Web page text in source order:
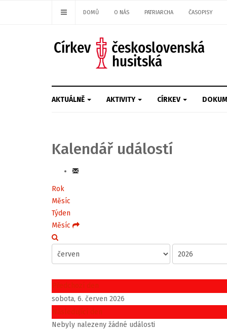
DOMŮ O NÁS PATRIARCHA ČASOPISY
AKTUÁLNĚ AKTIVITY CÍRKEV
Kalendář událostí
Rok
Měsíc
Týden
Měsíc
Předchozí den
sobota, 6. červen 2026
Následující den
Nebyly nalezeny žádné události